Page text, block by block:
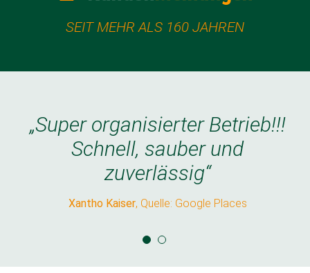
SEIT MEHR ALS 160 JAHREN
„Super organisierter Betrieb!!!
Schnell, sauber und
zuverlässig“
Xantho Kaiser, Quelle: Google Places
„Super organisierter Betrieb!!!
Schnell, sauber und
zuverlässig“
Xantho Kaiser Quelle: Google Places